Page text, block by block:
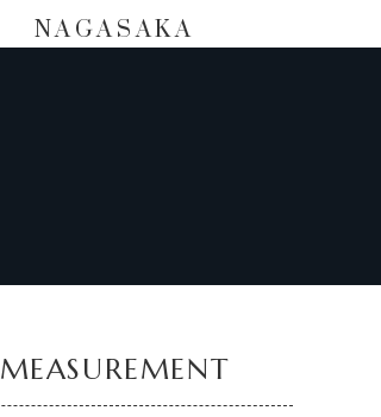
NAGASAKA
MEASUREMENT